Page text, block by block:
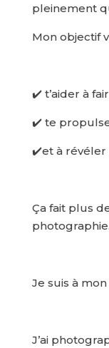
pleinement
Mon objectif
✔️ t’aider à
✔️ te
✔️et à révéler
Ça fait plus
photographie.
Je suis à
J’ai